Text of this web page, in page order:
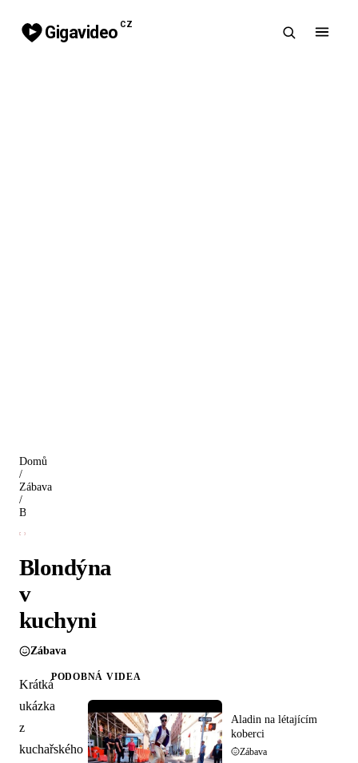
Gigavideo CZ
Domů
/
Zábava
/
Blondýna
v
kuchyni
Zábava
Krátká
ukázka
z
kuchařského
PODOBNÁ VIDEA
Aladin na létajícím
koberci
Zábava